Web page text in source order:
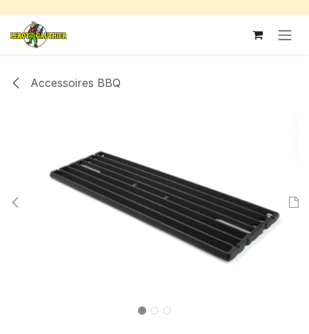
Se rendre au contenu
Accessoires BBQ